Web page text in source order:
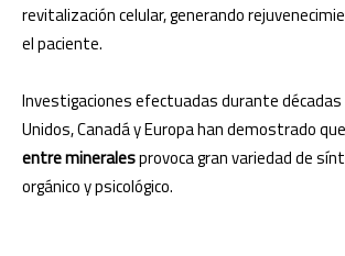
revitalización celular, generando
el paciente.
Investigaciones efectuadas durante
Unidos, Canadá y Europa han demostrado
entre mineralesprovoca gran variedad de
orgánico y psicológico.